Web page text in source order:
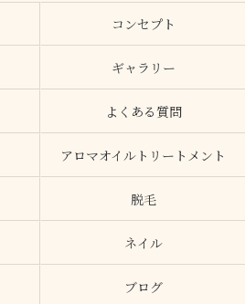
コンセプト
ギャラリー
よくある質問
アロマオイルトリートメント
脱毛
ネイル
ブログ